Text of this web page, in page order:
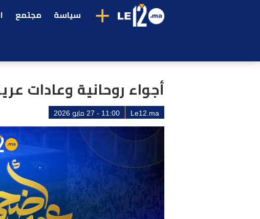
+ سياسة مجتمع
أجواء روحانية وعادات
Le12.ma 11:00 - 27 مايو 2026